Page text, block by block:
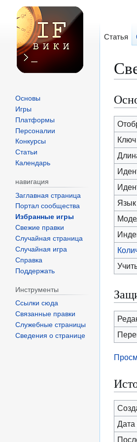
к
к
Дата
Статья
Основы
Игры
Платформы
Персоналии
Конкурсы
Статьи
Календарь
навигация
Заглавная страница
Портал сообщества
Избранные игры
Свежие правки
Случайная страница
Случайная игра
Справка
Поддержать
Инструменты
Ссылки сюда
Связанные правки
Служебные страницы
Сведения о странице